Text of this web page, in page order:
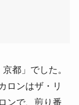
都」でした。
ロンはザ・リ
ンで、煎り番